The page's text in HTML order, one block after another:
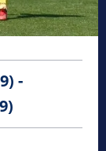
-